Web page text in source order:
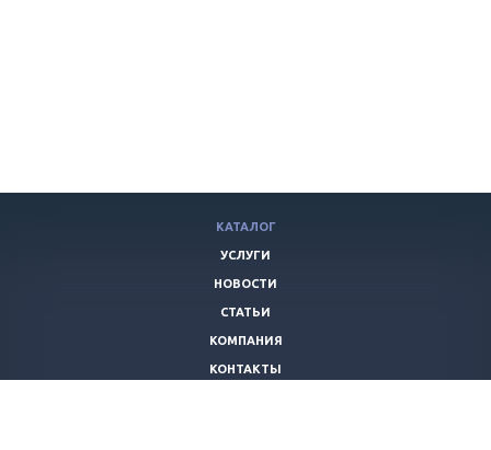
КАТАЛОГ
УСЛУГИ
НОВОСТИ
СТАТЬИ
КОМПАНИЯ
КОНТАКТЫ